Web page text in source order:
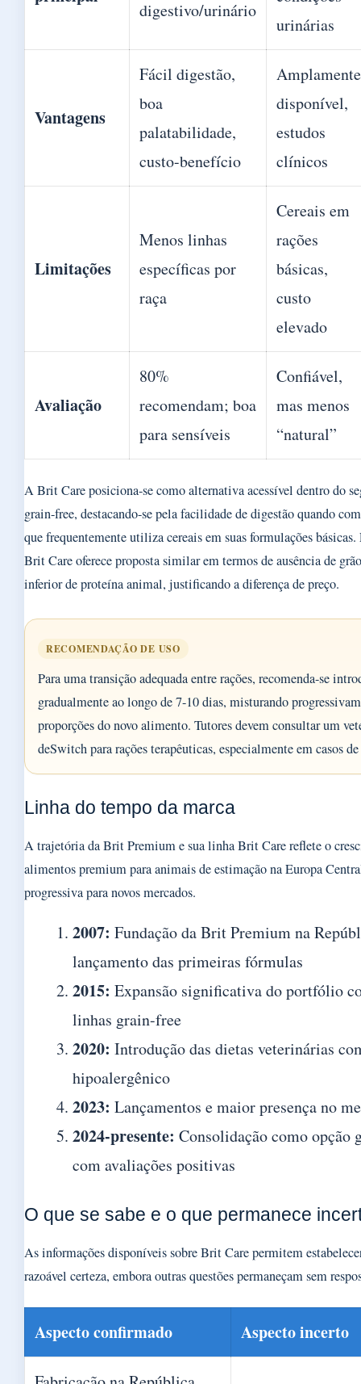
digestivo/urinário
urinárias
Vantagens
Fácil digestão,
boa
palatabilidade,
custo-benefício
Amplamente
disponível,
estudos
clínicos
Limitações
Menos linhas
específicas por
raça
Cereais em
rações
básicas,
custo
elevado
Avaliação
80%
recomendam; boa
para sensíveis
Confiável,
mas menos
“natural”
A Brit Care posiciona-se como alternativa acessível dentro do
grain-free, destacando-se pela facilidade de digestão quando
que frequentemente utiliza cereais em suas formulações
Brit Care oferece proposta similar em termos de ausência de
inferior de proteína animal, justificando a diferença de preço.
RECOMENDAÇÃO DE USO
Para uma transição adequada entre rações, recomenda-se
gradualmente ao longo de 7-10 dias, misturando
proporções do novo alimento. Tutores devem consultar um
deSwitch para rações terapêuticas, especialmente em casos
Linha do tempo da marca
A trajetória da Brit Premium e sua linha Brit Care reflete o
alimentos premium para animais de estimação na Europa
progressiva para novos mercados.
2007: Fundação da Brit Premium na
lançamento das primeiras fórmulas
2015: Expansão significativa do portfólio
linhas grain-free
2020: Introdução das dietas veterinárias
hipoalergênico
2023: Lançamentos e maior presença no
2024-presente: Consolidação como opção
com avaliações positivas
O que se sabe e o que permanece
As informações disponíveis sobre Brit Care permitem
razoável certeza, embora outras questões permaneçam sem
Aspecto confirmado Aspecto incerto